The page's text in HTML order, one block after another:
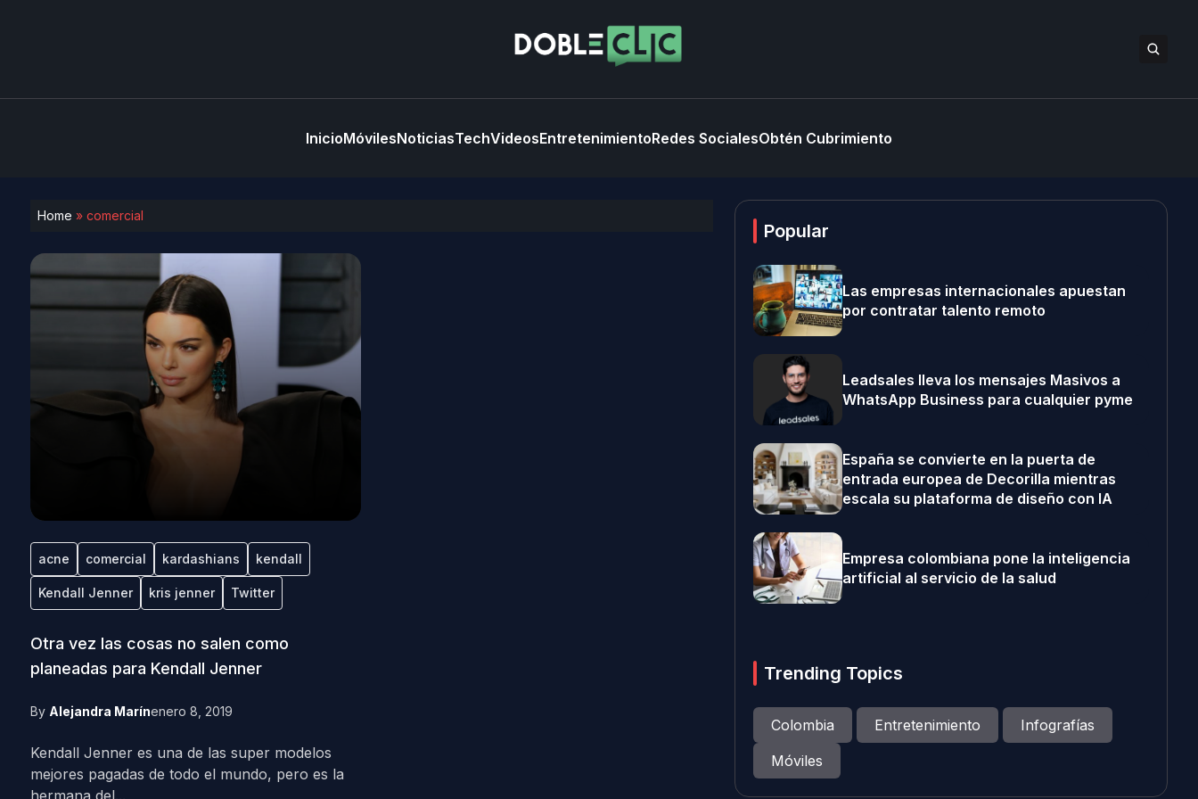
InicioMóvilesNoticiasTechVideosEntretenimientoRedes SocialesObtén Cubrimiento
Home » comercial
acne comercial kardashians kendall
Kendall Jenner kris jenner Twitter
Otra vez las cosas no salen como
planeadas para Kendall Jenner
By Alejandra Marínenero 8, 2019
Kendall Jenner es una de las super modelos
mejores pagadas de todo el mundo, pero es la
hermana del...
Popular
Las empresas internacionales apuestan
por contratar talento remoto
Leadsales lleva los mensajes Masivos a
WhatsApp Business para cualquier pyme
España se convierte en la puerta de
entrada europea de Decorilla mientras
escala su plataforma de diseño con IA
Empresa colombiana pone la inteligencia
artificial al servicio de la salud
Trending Topics
Colombia Entretenimiento
Infografías
Móviles